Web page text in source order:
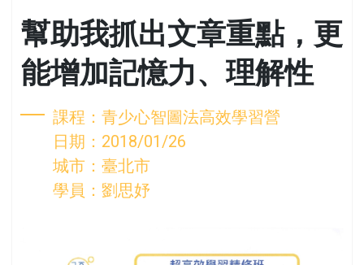
幫助我抓出文章重點，更
能增加記憶力、理解性
課程：青少心智圖法高效學習營
日期：2018/01/26
城市：臺北市
學員：劉思妤